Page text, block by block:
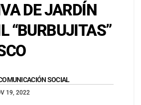
DE JARDÍN
“BURBUJITAS”
SOCIAL
19, 2022